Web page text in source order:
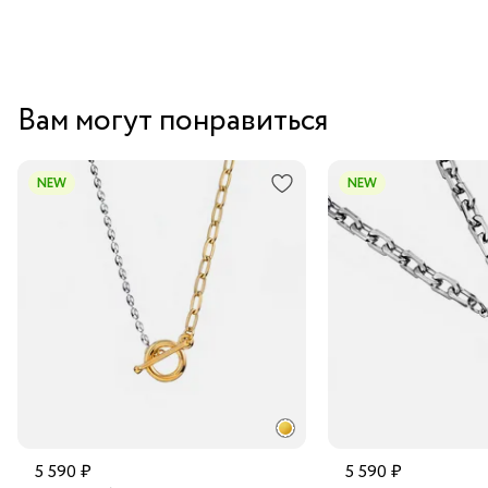
Вам могут понравиться
NEW
5 590 ₽
NEW
5 590 ₽